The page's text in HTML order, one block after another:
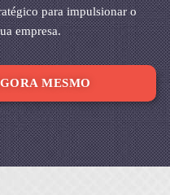
para impulsionar o
empresa.
MESMO